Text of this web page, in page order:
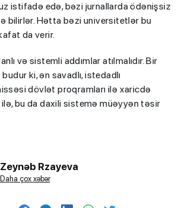
istifadə edə, bəzi jurnallarda ödənişsiz
bilirlər. Hətta bəzi universitetlər bu
da verir.
və sistemli addımlar atılmalıdır. Bir
ki, ən savadlı, istedadlı
dövlət proqramları ilə xaricdə
ilə, bu da daxili sistemə müəyyən təsir
Zeynəb Rzayeva
Daha çox xəbər